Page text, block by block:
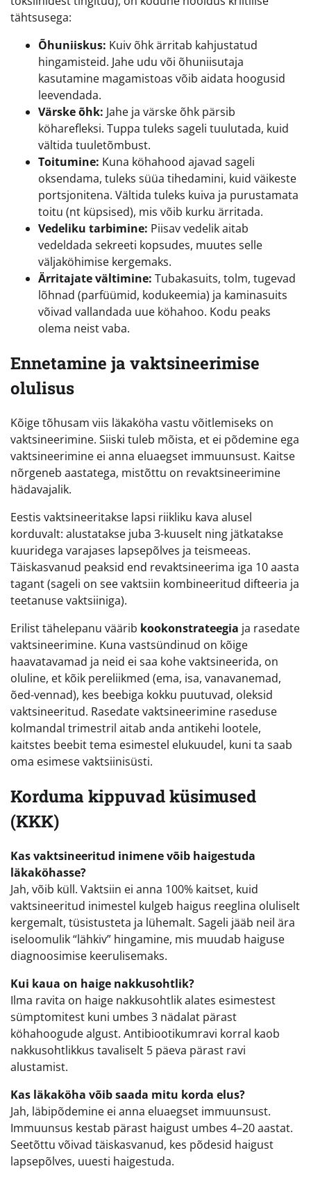
tähtsusega:
Õhuniiskus: Kuiv õhk ärritab kahjustatud
hingamisteid. Jahe udu või õhuniisutaja
kasutamine magamistoas võib aidata hoogusid
leevendada.
Värske õhk: Jahe ja värske õhk pärsib
köharefleksi. Tuppa tuleks sageli tuulutada, kuid
vältida tuuletõmbust.
Toitumine: Kuna köhahood ajavad sageli
oksendama, tuleks süüa tihedamini, kuid väikeste
portsjonitena. Vältida tuleks kuiva ja purustamata
toitu (nt küpsised), mis võib kurku ärritada.
Vedeliku tarbimine: Piisav vedelik aitab
vedeldada sekreeti kopsudes, muutes selle
väljaköhimise kergemaks.
Ärritajate vältimine: Tubakasuits, tolm, tugevad
lõhnad (parfüümid, kodukeemia) ja kaminasuits
võivad vallandada uue köhahoo. Kodu peaks
olema neist vaba.
Ennetamine ja vaktsineerimise
olulisus
Kõige tõhusam viis läkaköha vastu võitlemiseks on
vaktsineerimine. Siiski tuleb mõista, et ei põdemine ega
vaktsineerimine ei anna eluaegset immuunsust. Kaitse
nõrgeneb aastatega, mistõttu on revaktsineerimine
hädavajalik.
Eestis vaktsineeritakse lapsi riikliku kava alusel
korduvalt: alustatakse juba 3-kuuselt ning jätkatakse
kuuridega varajases lapsepõlves ja teismeeas.
Täiskasvanud peaksid end revaktsineerima iga 10 aasta
tagant (sageli on see vaktsiin kombineeritud difteeria ja
teetanuse vaktsiiniga).
Erilist tähelepanu väärib kookonstrateegia ja rasedate
vaktsineerimine. Kuna vastsündinud on kõige
haavatavamad ja neid ei saa kohe vaktsineerida, on
oluline, et kõik pereliikmed (ema, isa, vanavanemad,
õed-vennad), kes beebiga kokku puutuvad, oleksid
vaktsineeritud. Rasedate vaktsineerimine raseduse
kolmandal trimestril aitab anda antikehi lootele,
kaitstes beebit tema esimestel elukuudel, kuni ta saab
oma esimese vaktsiinisüsti.
Korduma kippuvad küsimused
(KKK)
Kas vaktsineeritud inimene võib haigestuda
läkaköhasse?
Jah, võib küll. Vaktsiin ei anna 100% kaitset, kuid
vaktsineeritud inimestel kulgeb haigus reeglina oluliselt
kergemalt, tüsistusteta ja lühemalt. Sageli jääb neil ära
iseloomulik “lähkiv” hingamine, mis muudab haiguse
diagnoosimise keerulisemaks.
Kui kaua on haige nakkusohtlik?
Ilma ravita on haige nakkusohtlik alates esimestest
sümptomitest kuni umbes 3 nädalat pärast
köhahoogude algust. Antibiootikumravi korral kaob
nakkusohtlikkus tavaliselt 5 päeva pärast ravi
alustamist.
Kas läkaköha võib saada mitu korda elus?
Jah, läbipõdemine ei anna eluaegset immuunsust.
Immuunsus kestab pärast haigust umbes 4–20 aastat.
Seetõttu võivad täiskasvanud, kes põdesid haigust
lapsepõlves, uuesti haigestuda.